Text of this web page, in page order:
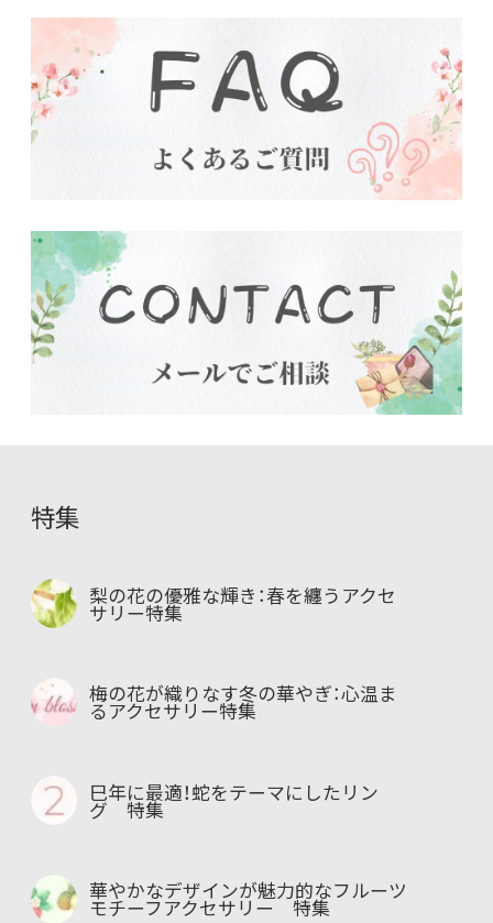
特集
梨の花の優雅な輝き：春を纏うアクセ
サリー特集
梅の花が織りなす冬の華やぎ：心温ま
るアクセサリー特集
巳年に最適！蛇をテーマにしたリン
グ 特集
華やかなデザインが魅力的なフルーツ
モチーフアクセサリー 特集